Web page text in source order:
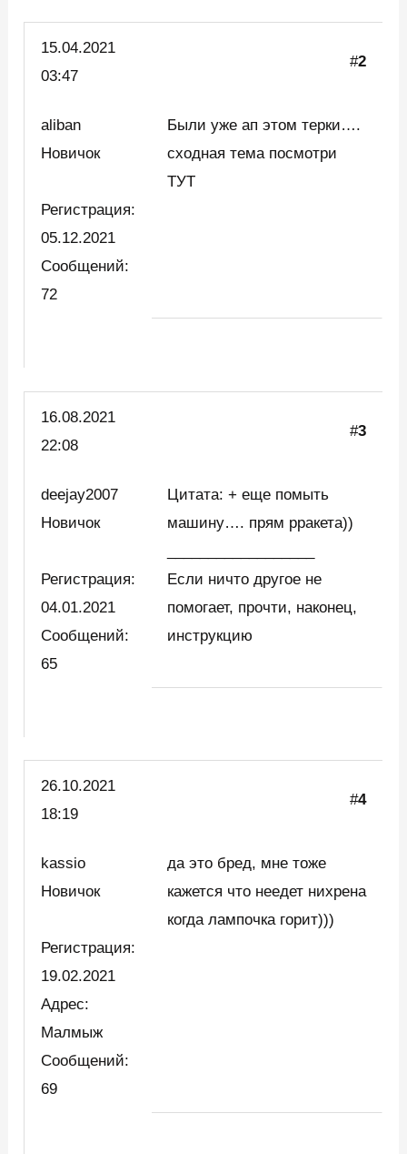
15.04.2021
03:47
#2
aliban
Новичок
Регистрация:
05.12.2021
Сообщений:
72
Были уже ап этом терки….
сходная тема посмотри
ТУТ
16.08.2021
22:08
#3
deejay2007
Новичок
Регистрация:
04.01.2021
Сообщений:
65
Цитата: + еще помыть
машину…. прям рракета))
Если ничто другое не
помогает, прочти, наконец,
инструкцию
26.10.2021
18:19
#4
kassio
Новичок
Регистрация:
19.02.2021
Адрес:
Малмыж
Сообщений:
69
да это бред, мне тоже
кажется что неедет нихрена
когда лампочка горит)))